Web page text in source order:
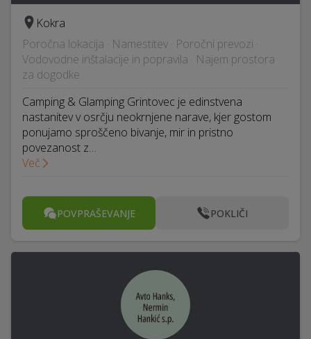
Kokra
Poročna lokacija · Namestitev · Poročni prevozi ·
Vodovodne inštalacije in popravila · Najem prostora
za dogodke
Camping & Glamping Grintovec je edinstvena
nastanitev v osrčju neokrnjene narave, kjer gostom
ponujamo sproščeno bivanje, mir in pristno
povezanost z…
Več
POVPRAŠEVANJE POKLIČI